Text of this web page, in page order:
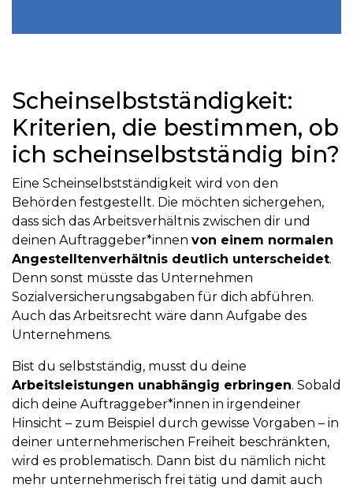
Scheinselbstständigkeit:
Kriterien, die bestimmen, ob
ich scheinselbstständig bin?
Eine Scheinselbstständigkeit wird von den
Behörden festgestellt. Die möchten sichergehen,
dass sich das Arbeitsverhältnis zwischen dir und
deinen Auftraggeber*innen von einem normalen
Angestelltenverhältnis deutlich unterscheidet.
Denn sonst müsste das Unternehmen
Sozialversicherungsabgaben für dich abführen.
Auch das Arbeitsrecht wäre dann Aufgabe des
Unternehmens.
Bist du selbstständig, musst du deine
Arbeitsleistungen unabhängig erbringen. Sobald
dich deine Auftraggeber*innen in irgendeiner
Hinsicht – zum Beispiel durch gewisse Vorgaben – in
deiner unternehmerischen Freiheit beschränkten,
wird es problematisch. Dann bist du nämlich nicht
mehr unternehmerisch frei tätig und damit auch